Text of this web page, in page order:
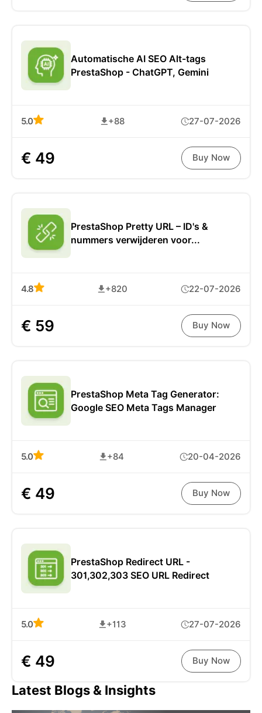
Automatische AI ​​SEO Alt-tags
PrestaShop - ChatGPT, Gemini
5.0 +88 27-07-2026
€ 49 Buy Now
PrestaShop Pretty URL – ID's &
nummers verwijderen voor...
4.8 +820 22-07-2026
€ 59 Buy Now
PrestaShop Meta Tag Generator:
Google SEO Meta Tags Manager
5.0 +84 20-04-2026
€ 49 Buy Now
PrestaShop Redirect URL -
301,302,303 SEO URL Redirect
5.0 +113 27-07-2026
€ 49 Buy Now
Latest Blogs & Insights